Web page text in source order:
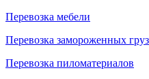
Перевозка мебели
Перевозка замороженных
Перевозка пиломатериалов